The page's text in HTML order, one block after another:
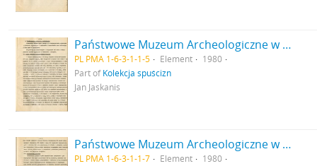
Państwowe Muzeum Archeologiczne w Warszawie. Sprawozdanie z działalności w roku 1980. Mszynopis. Konferencje sympozja posiedzenia.
PL PMA 1-6-3-1-1-5 Element
1980
Part ofKolekcja spuścizn
Jan Jaskanis
Państwowe Muzeum Archeologiczne w Warszawie. Sprawozdanie z działalności w roku 1980. Mszynopis. Konserwacja zabytków.
PL PMA 1-6-3-1-1-7 Element
1980